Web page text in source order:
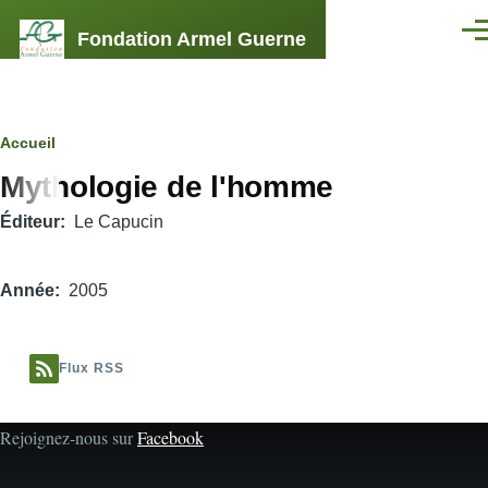
Fondation Armel Guerne
Fil
d'Ariane
Accueil
Mythologie de l'homme
Éditeur Le Capucin
Année 2005
Flux RSS
Rejoignez-nous surFacebook